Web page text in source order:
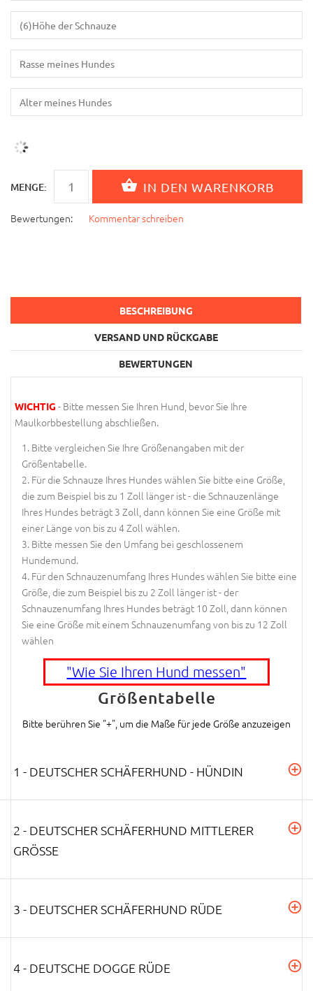
MENGE:
Bewertungen: Kommentar schreiben
BESCHREIBUNG
VERSAND UND RÜCKGABE
BEWERTUNGEN
WICHTIG - Bitte messen Sie Ihren Hund, bevor Sie Ihre
Maulkorbbestellung abschließen.
Bitte vergleichen Sie Ihre Größenangaben mit der
Größentabelle.
Für die Schnauze Ihres Hundes wählen Sie bitte eine Größe,
die zum Beispiel bis zu 1 Zoll länger ist - die Schnauzenlänge
Ihres Hundes beträgt 3 Zoll, dann können Sie eine Größe mit
einer Länge von bis zu 4 Zoll wählen.
Bitte messen Sie den Umfang bei geschlossenem
Hundemund.
Für den Schnauzenumfang Ihres Hundes wählen Sie bitte eine
Größe, die zum Beispiel bis zu 2 Zoll länger ist - der
Schnauzenumfang Ihres Hundes beträgt 10 Zoll, dann können
Sie eine Größe mit einem Schnauzenumfang von bis zu 12 Zoll
wählen
"Wie Sie Ihren Hund messen"
Größentabelle
Bitte berühren Sie "+", um die Maße für jede Größe anzuzeigen
1 - DEUTSCHER SCHÄFERHUND - HÜNDIN
2 - DEUTSCHER SCHÄFERHUND MITTLERER
GRÖSSE
3 - DEUTSCHER SCHÄFERHUND RÜDE
4 - DEUTSCHE DOGGE RÜDE